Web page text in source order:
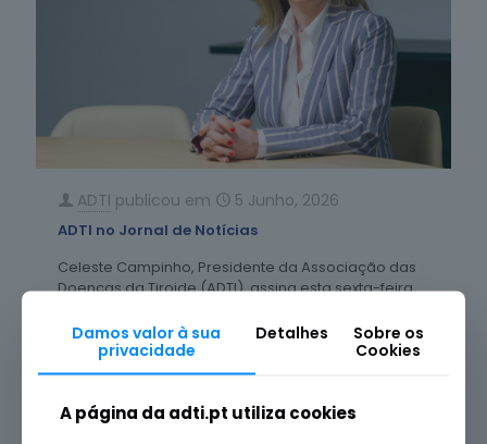
ADTI publicou em 5 Junho, 2026
ADTI no Jornal de Notícias
Celeste Campinho, Presidente da Associação das
Doenças da Tiroide (ADTI), assina esta sexta-feira,
Damos valor à sua
privacidade
Detalhes
Sobre os
Cookies
A página da adti.pt utiliza cookies